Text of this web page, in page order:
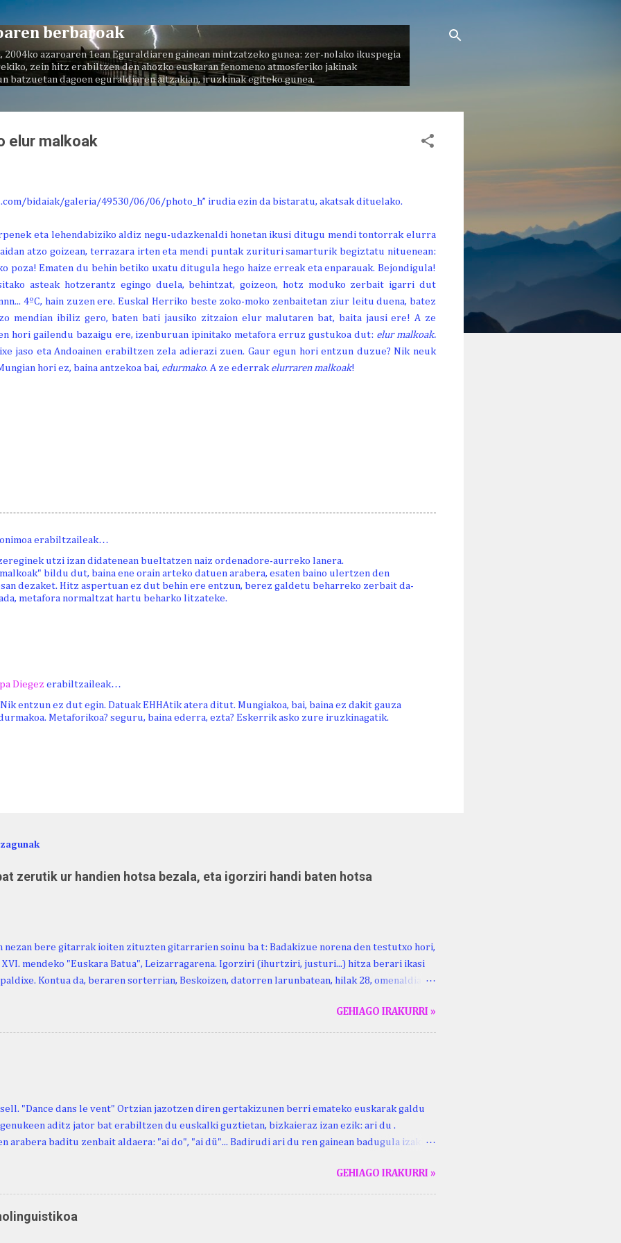
berbaroak
2004ko azaroaren 1ean Eguraldiaren gainean mintzatzeko gunea: zer-nolako ikuspegia
zein hitz erabiltzen den ahozko euskaran fenomeno atmosferiko jakinak
batzuetan dagoen eguraldiaren aitzakian, iruzkinak egiteko gunea.
elur malkoak
eta lehendabiziko aldiz negu-udazkenaldi honetan ikusi ditugu mendi tontorrak elurra
atzo goizean, terrazara irten eta mendi puntak zurituri samarturik begiztatu nituenean:
poza! Ematen du behin betiko uxatu ditugula hego haize erreak eta enparauak. Bejondigula!
asteak hotzerantz egingo duela, behintzat, goizeon, hotz moduko zerbait igarri dut
4ºC, hain zuzen ere. Euskal Herriko beste zoko-moko zenbaitetan ziur leitu duena, batez
mendian ibiliz gero, baten bati jausiko zitzaion elur malutaren bat, baita jausi ere! A ze
hori gailendu bazaigu ere, izenburuan ipinitako metafora erruz gustukoa dut: elur malkoak.
jaso eta Andoainen erabiltzen zela adierazi zuen. Gaur egun hori entzun duzue? Nik neuk
hori ez, baina antzekoa bai, edurmako. A ze ederrak elurraren malkoak!
erabiltzaileak…
utzi izan didatenean bueltatzen naiz ordenadore-aurreko lanera.
bildu dut, baina ene orain arteko datuen arabera, esaten baino ulertzen den
dezaket. Hitz aspertuan ez dut behin ere entzun, berez galdetu beharreko zerbait da-
metafora normaltzat hartu beharko litzateke.
Diegez erabiltzaileak…
entzun ez dut egin. Datuak EHHAtik atera ditut. Mungiakoa, bai, baina ez dakit gauza
Metaforikoa? seguru, baina ederra, ezta? Eskerrik asko zure iruzkinagatik.
zerutik ur handien hotsa bezala, eta igorziri handi baten hotsa
nezan bere gitarrak ioiten zituzten gitarrarien soinu ba t: Badakizue norena den testutxo hori,
XVI. mendeko "Euskara Batua", Leizarragarena. Igorziri (ihurtziri, justuri...) hitza berari ikasi
Kontua da, beraren sorterrian, Beskoizen, datorren larunbatean, hilak 28, omenaldia
berri. "Leizarraga egun" izeneko omenaldia antolatu dute. Hauxe duzue Kristinari Henri
programa: - 15.00 Ongi etorria (herriko jantegian). - Henrike Knörr: Leizarraga-
GEHIAGO IRAKURRI »
"Dance dans le vent" Ortzian jazotzen diren gertakizunen berri emateko euskarak galdu
aditz jator bat erabiltzen du euskalki guztietan, bizkaieraz izan ezik: ari du .
arabera baditu zenbait aldaera: "ai do", "ai dü"... Badirudi ari du ren gainean badugula izaki
ari du. (Euria). Mujika Josefa Martina . Neronek or-emen entzunak. Lodi ari du: ebi (euri)
Oñatibia Manuel . Bible Saindua. (Duvoisin). 1859. Ebiya bizitzen ari du .... Mujika Josefa
Neronek or-emen entzunak. Gexala ari du ... Ebi maxkala . (Ebi indar gutxikoa). Mujika Josefa
or-emen entzunak. Euri txe au da okerrena... Ezerez bezela ari du , ta sartzen da
GEHIAGO IRAKURRI »